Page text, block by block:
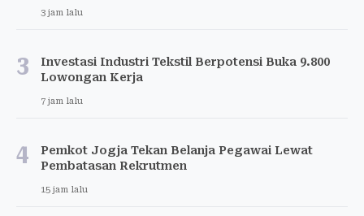
3 jam lalu
3
Investasi Industri Tekstil Berpotensi Buka 9.800
Lowongan Kerja
7 jam lalu
4
Pemkot Jogja Tekan Belanja Pegawai Lewat
Pembatasan Rekrutmen
15 jam lalu